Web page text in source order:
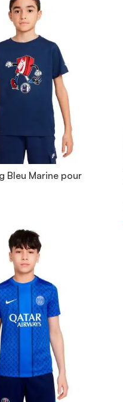
Bleu Marine pour